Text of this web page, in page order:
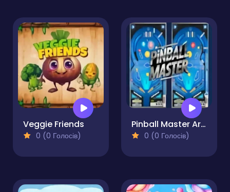
Veggie Friends
0 (0 Голосів)
Pinball Master Arcade
0 (0 Голосів)